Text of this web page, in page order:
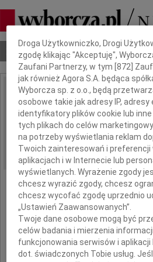
Nekrologi Odeszli Poradnik
IMIĘ I NAZWISKO: Zdzisław
REGION: Wrocław
DATA EMISJI: 24.11.2021
ukochany
dobry
Dbamy o Twoją prywatność
Droga Użytkowniczko, Drogi
zgodę klikając "Akceptuję",
Zaufani Partnerzy, w tym [872 ]
jak również Agora S.A. będąca
Wyborcza sp. z o.o., będą
osobowe takie jak adresy IP, adresy
identyfikatory plików cookie lub
tych plikach do celów
na potrzeby wyświetlania reklam
Twoich zainteresowań i
aplikacjach i w Internecie lub
wyświetlanych. Wyrażenie zgody
chcesz wyrazić zgody, chcesz
chcesz wycofać zgodę uprzednio
„Ustawień Zaawansowanych”.
Twoje dane osobowe mogą być
celów badania i mierzenia
funkcjonowania serwisów i aplikacji
dot. świadczonych Tobie usług.